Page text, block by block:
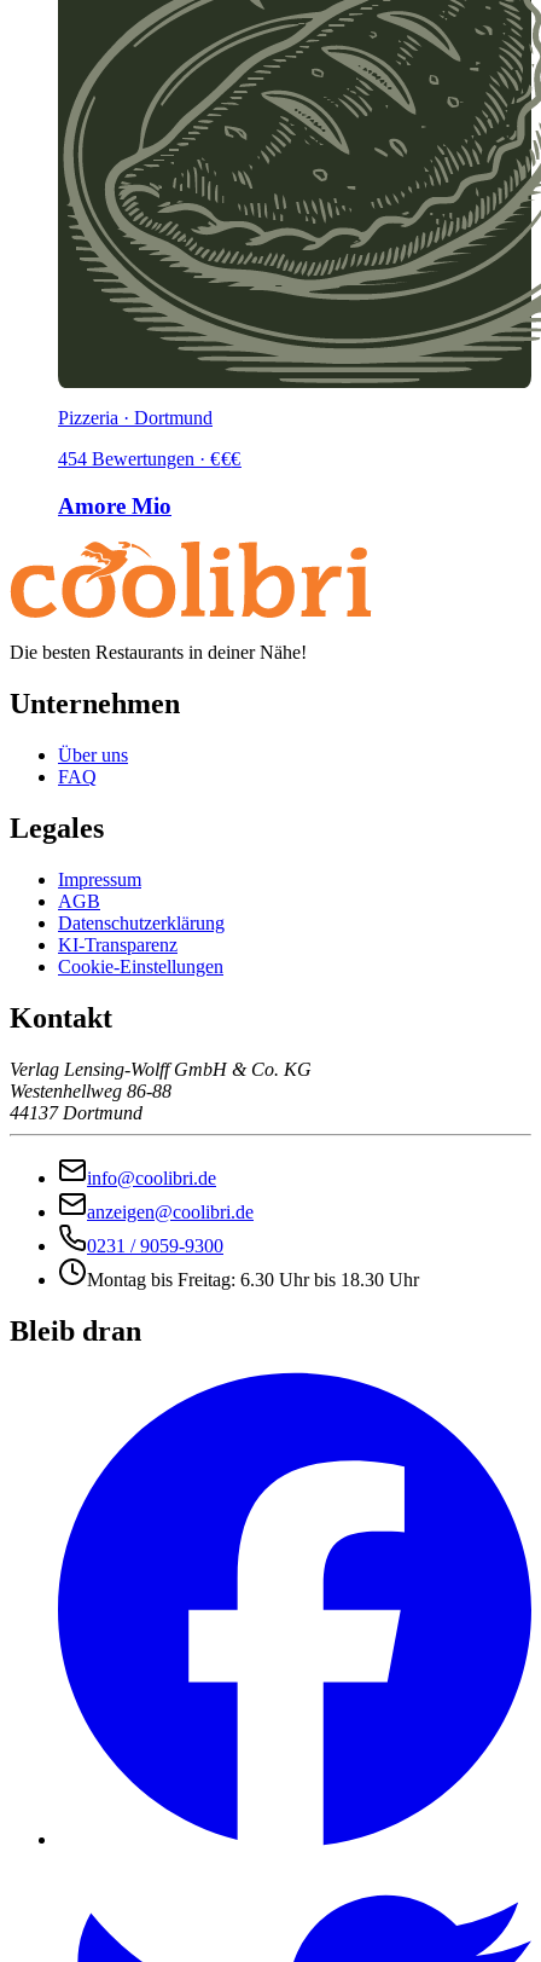
Pizzeria · Dortmund
454 Bewertungen · €€€
Amore Mio
Die besten Restaurants in deiner Nähe!
Unternehmen
Über uns
FAQ
Legales
Impressum
AGB
Datenschutzerklärung
KI-Transparenz
Cookie-Einstellungen
Kontakt
Verlag Lensing-Wolff GmbH & Co. KG
Westenhellweg 86-88
44137 Dortmund
info@coolibri.de
anzeigen@coolibri.de
0231 / 9059-9300
Montag bis Freitag: 6.30 Uhr bis 18.30 Uhr
Bleib dran